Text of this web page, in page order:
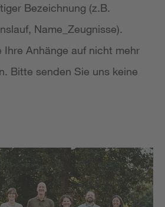
Bezeichnung (z.B.
Name_Zeugnisse).
Ihre Anhänge auf nicht mehr
Bitte senden Sie uns keine